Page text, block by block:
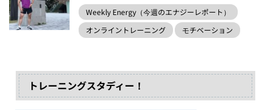
Weekly Energy（今週のエナジーレポート）
オンライントレーニング
モチベーション
トレーニングスタディー！